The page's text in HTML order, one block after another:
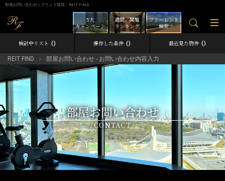
部屋お問い合わせ | ブランド賃貸－REIT FIND
フリーレント
検索
週間／閲覧
ランキング
5大
キャンペーン
検討中リスト 0 保存した条件 0 最近見た物件 0
REIT FIND 部屋お問い合わせ - お問い合わせ内容入力
部屋お問い合わせ
CONTACT